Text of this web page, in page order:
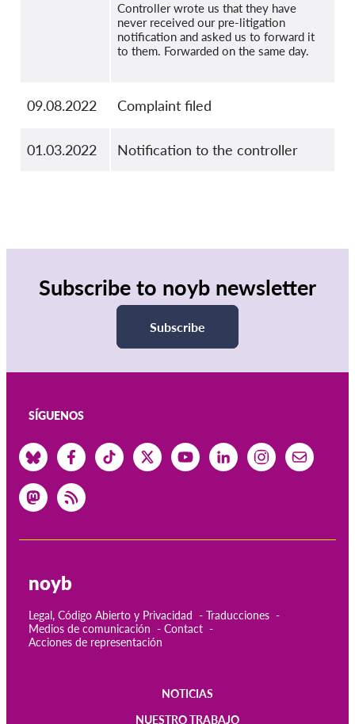
Controller wrote us that they have
never received our pre-litigation
notification and asked us to forward it
to them. Forwarded on the same day.
09.08.2022 Complaint filed
01.03.2022 Notification to the controller
Subscribe to noyb newsletter
Subscribe
SÍGUENOS
noyb
Legal, Código Abierto y Privacidad
Traducciones
Medios de comunicación
Contact
Acciones de representación
NOTICIAS
NUESTRO TRABAJO